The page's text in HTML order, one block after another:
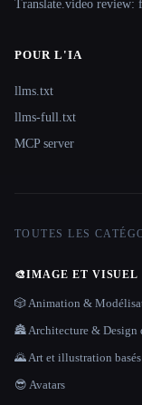
Translate.video review:
POUR L'IA
llms.txt
llms-full.txt
MCP server
TOUTES LES
🎨IMAGE ET VISUEL
🎲 Animation &
🏯 Architecture & Design
🌄 Art et illustration
😎 Avatars